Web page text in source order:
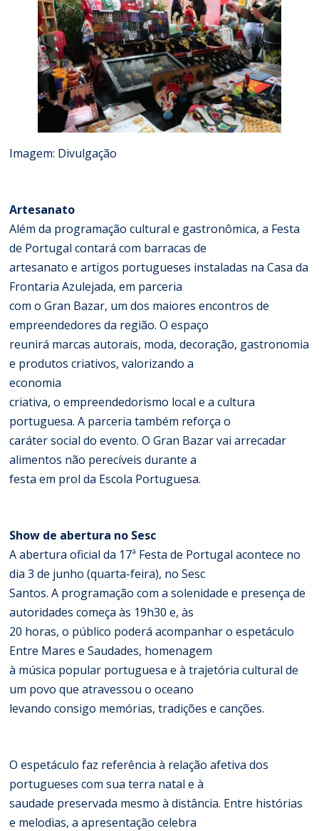
Imagem: Divulgação
Artesanato
Além da programação cultural e gastronômica, a Festa
de Portugal contará com barracas de
artesanato e artigos portugueses instaladas na Casa da
Frontaria Azulejada, em parceria
com o Gran Bazar, um dos maiores encontros de
empreendedores da região. O espaço
reunirá marcas autorais, moda, decoração, gastronomia
e produtos criativos, valorizando a
economia
criativa, o empreendedorismo local e a cultura
portuguesa. A parceria também reforça o
caráter social do evento. O Gran Bazar vai arrecadar
alimentos não perecíveis durante a
festa em prol da Escola Portuguesa.
Show de abertura no Sesc
A abertura oficial da 17ª Festa de Portugal acontece no
dia 3 de junho (quarta-feira), no Sesc
Santos. A programação com a solenidade e presença de
autoridades começa às 19h30 e, às
20 horas, o público poderá acompanhar o espetáculo
Entre Mares e Saudades, homenagem
à música popular portuguesa e à trajetória cultural de
um povo que atravessou o oceano
levando consigo memórias, tradições e canções.
O espetáculo faz referência à relação afetiva dos
portugueses com sua terra natal e à
saudade preservada mesmo à distância. Entre histórias
e melodias, a apresentação celebra